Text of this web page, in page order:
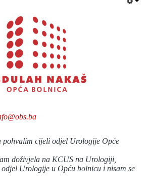
pohvalim cijeli odjel Urologije Opće
doživjela na KCUS na Urologiji,
Urologije u Opću bolnicu i nisam se